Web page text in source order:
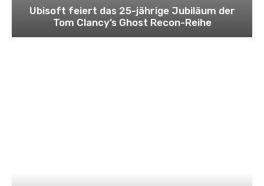
Ubisoft feiert das 25-jährige Jubiläum der
Tom Clancy’s Ghost Recon-Reihe